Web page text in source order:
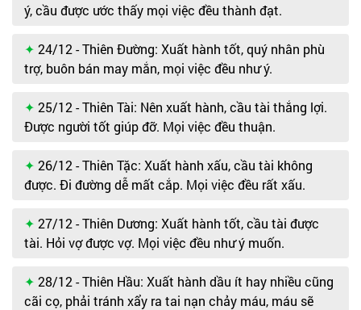
ý, cầu được ước thấy mọi việc đều thành đạt.
24/12 - Thiên Đường: Xuất hành tốt, quý nhân phù
trợ, buôn bán may mắn, mọi việc đều như ý.
25/12 - Thiên Tài: Nên xuất hành, cầu tài thắng lợi.
Được người tốt giúp đỡ. Mọi việc đều thuận.
26/12 - Thiên Tặc: Xuất hành xấu, cầu tài không
được. Đi đường dễ mất cắp. Mọi việc đều rất xấu.
27/12 - Thiên Dương: Xuất hành tốt, cầu tài được
tài. Hỏi vợ được vợ. Mọi việc đều như ý muốn.
28/12 - Thiên Hầu: Xuất hành dầu ít hay nhiều cũng
cãi cọ, phải tránh xẩy ra tai nạn chảy máu, máu sẽ